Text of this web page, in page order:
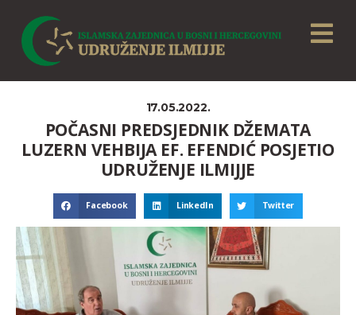
17.05.2022.
POČASNI PREDSJEDNIK DŽEMATA
LUZERN VEHBIJA EF. EFENDIĆ POSJETIO
UDRUŽENJE ILMIJJE
Facebook LinkedIn Twitter